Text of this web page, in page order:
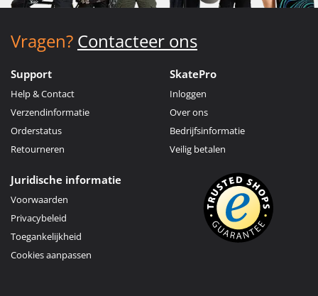
Vragen? Contacteer ons
Support
Help & Contact
Verzendinformatie
Orderstatus
Retourneren
SkatePro
Inloggen
Over ons
Bedrijfsinformatie
Veilig betalen
Juridische informatie
Voorwaarden
Privacybeleid
Toegankelijkheid
Cookies aanpassen